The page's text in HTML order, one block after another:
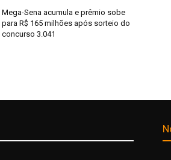
Mega-Sena acumula e prêmio sobe
para R$ 165 milhões após sorteio do
concurso 3.041